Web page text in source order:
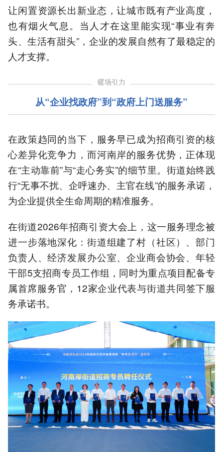
让闲置资源长出新业态，让城市既有产业高度，
也有烟火气息。当人才在这里能实现“事业有奔
头、生活有甜头”，企业的发展自然有了最稳定的
人才支撑。
暖场引力
从“企业找政府”到“政府上门送服务”
在政策趋同的当下，服务早已成为招商引资的核
心差异化竞争力，而河南岸的服务优势，正体现
在“主动靠前”与“走心务实”的细节里。街道始终践
行“无事不扰、企呼速办、主官在线”的服务承诺，
为企业提供全生命周期的精准服务。
在街道2026年招商引资大会上，这一服务理念被
进一步落地深化：街道组建了村（社区）、部门
负责人、经济发展办公室、企业商会协会、年轻
干部5支招商专员工作组，同时为重点项目配备专
属首席服务官，12家企业代表与街道共同签下服
务承诺书。